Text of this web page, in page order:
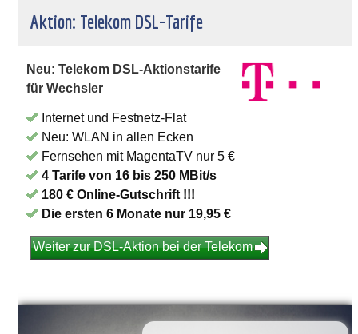
Aktion: Telekom DSL-Tarife
Neu: Telekom DSL-Aktionstarife
für Wechsler
Internet und Festnetz-Flat
Neu: WLAN in allen Ecken
Fernsehen mit MagentaTV nur 5 €
4 Tarife von 16 bis 250 MBit/s
180 € Online-Gutschrift !!!
Die ersten 6 Monate nur 19,95 €
Weiter zur DSL-Aktion bei der Telekom